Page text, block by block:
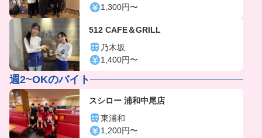
1,300円〜
512 CAFE＆GRILL
乃木坂
1,400円〜
週2~OKのバイト
スシロー 浦和中尾店
東浦和
1,200円〜